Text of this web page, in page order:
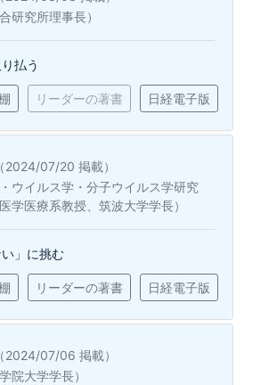
研究所理事長）
払う
リーダーの著書 日経電子版
（2024/07/20 掲載）
・ウイルス学・分子ウイルス学研究
学医療系教授、筑波大学学長）
」に挑む
リーダーの著書 日経電子版
（2024/07/06 掲載）
院大学学長）